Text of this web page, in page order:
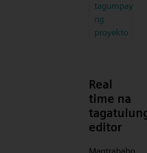
tagumpay
ng
proyekto
Real
time na
editor
Magtrabaho